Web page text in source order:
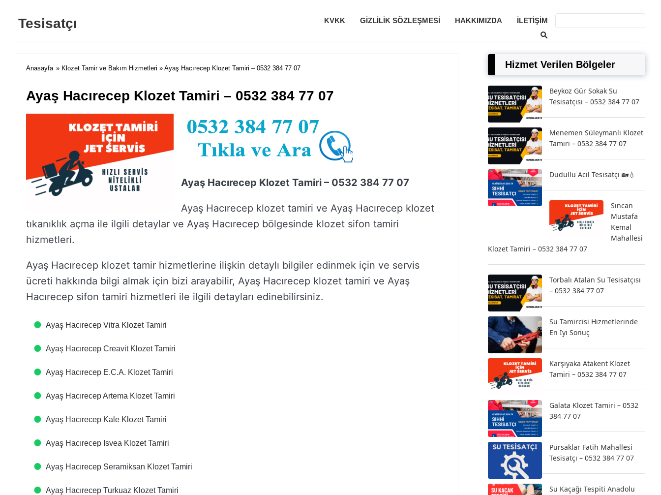
Tesisatçı KVKK GIZLILIK SÖZLEŞMESI HAKKIMIZDA İLETIŞIM
Anasayfa » Klozet Tamir ve Bakım Hizmetleri » Ayaş Hacırecep Klozet Tamiri – 0532 384 77 07
Ayaş Hacırecep Klozet Tamiri – 0532 384 77 07
Ayaş Hacırecep Klozet Tamiri – 0532 384 77 07
Ayaş Hacırecep klozet tamiri ve Ayaş Hacırecep klozet
tıkanıklık açma ile ilgili detaylar ve Ayaş Hacırecep bölgesinde klozet sifon tamiri
hizmetleri.
Ayaş Hacırecep klozet tamir hizmetlerine ilişkin detaylı bilgiler edinmek için ve servis
ücreti hakkında bilgi almak için bizi arayabilir, Ayaş Hacırecep klozet tamiri ve Ayaş
Hacırecep sifon tamiri hizmetleri ile ilgili detayları edinebilirsiniz.
Ayaş Hacırecep Vitra Klozet Tamiri
Ayaş Hacırecep Creavit Klozet Tamiri
Ayaş Hacırecep E.C.A. Klozet Tamiri
Ayaş Hacırecep Artema Klozet Tamiri
Ayaş Hacırecep Kale Klozet Tamiri
Ayaş Hacırecep Isvea Klozet Tamiri
Ayaş Hacırecep Seramiksan Klozet Tamiri
Ayaş Hacırecep Turkuaz Klozet Tamiri
Hizmet Verilen Bölgeler
Beykoz Gür Sokak Su
Tesisatçısı – 0532 384 77 07
Menemen Süleymanlı Klozet
Tamiri – 0532 384 77 07
Dudullu Acil Tesisatçı 🏡💧
Sincan
Mustafa
Kemal
Mahallesi
Klozet Tamiri – 0532 384 77 07
Torbalı Atalan Su Tesisatçısı
– 0532 384 77 07
Su Tamircisi Hizmetlerinde
En İyi Sonuç
Karşıyaka Atakent Klozet
Tamiri – 0532 384 77 07
Galata Klozet Tamiri – 0532
384 77 07
Pursaklar Fatih Mahallesi
Tesisatçı – 0532 384 77 07
Su Kaçağı Tespiti Anadolu